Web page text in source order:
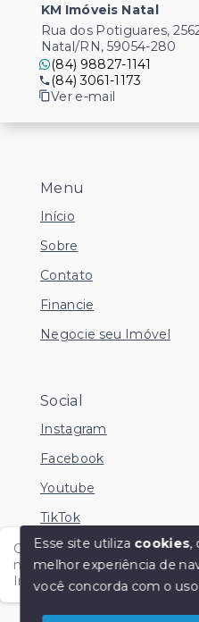
Olá me chamo Kamila e
momento para esclarecer
Independente do horário é
Menu
Início
Sobre
Contato
Financie
Negocie seu Imóvel
Social
Instagram
Facebook
Youtube
TikTok
© Copyright 2026 - KM
KM Imóveis Natal
Rua dos Potiguares,
Natal/RN, 59054-280
(84) 98827-1141
(84) 3061-1173
Ver e-mail
Esse site utiliza cookies,
melhor experiência de
você concorda com o